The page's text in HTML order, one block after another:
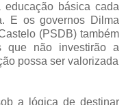
básica cada
E os governos Dilma
(PSDB) também
que não investirão a
possa ser valorizada
a lógica de destinar